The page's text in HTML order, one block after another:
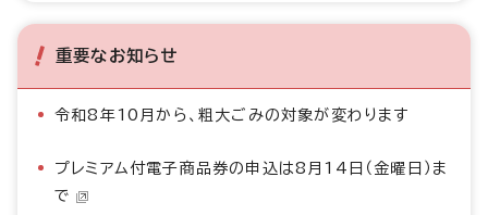
重要なお知らせ
令和8年10月から、粗大ごみの対象が変わります
プレミアム付電子商品券の申込は8月14日（金曜日）ま
で